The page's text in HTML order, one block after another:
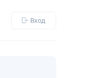
Вход